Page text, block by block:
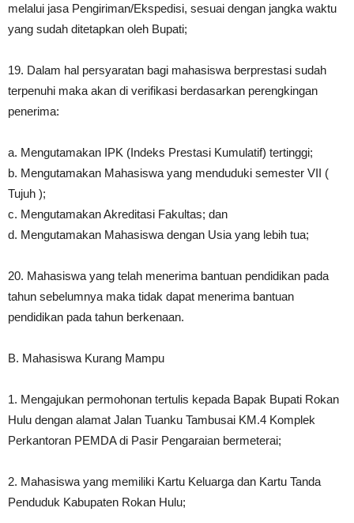
melalui jasa Pengiriman/Ekspedisi, sesuai dengan jangka waktu
yang sudah ditetapkan oleh Bupati;
19. Dalam hal persyaratan bagi mahasiswa berprestasi sudah
terpenuhi maka akan di verifikasi berdasarkan perengkingan
penerima:
a. Mengutamakan IPK (Indeks Prestasi Kumulatif) tertinggi;
b. Mengutamakan Mahasiswa yang menduduki semester VII (
Tujuh );
c. Mengutamakan Akreditasi Fakultas; dan
d. Mengutamakan Mahasiswa dengan Usia yang lebih tua;
20. Mahasiswa yang telah menerima bantuan pendidikan pada
tahun sebelumnya maka tidak dapat menerima bantuan
pendidikan pada tahun berkenaan.
B. Mahasiswa Kurang Mampu
1. Mengajukan permohonan tertulis kepada Bapak Bupati Rokan
Hulu dengan alamat Jalan Tuanku Tambusai KM.4 Komplek
Perkantoran PEMDA di Pasir Pengaraian bermeterai;
2. Mahasiswa yang memiliki Kartu Keluarga dan Kartu Tanda
Penduduk Kabupaten Rokan Hulu;